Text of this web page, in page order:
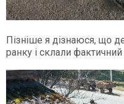
Пізніше я дізнаюся, що
ранку і склали